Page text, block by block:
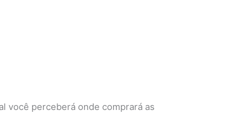
você perceberá onde comprará as